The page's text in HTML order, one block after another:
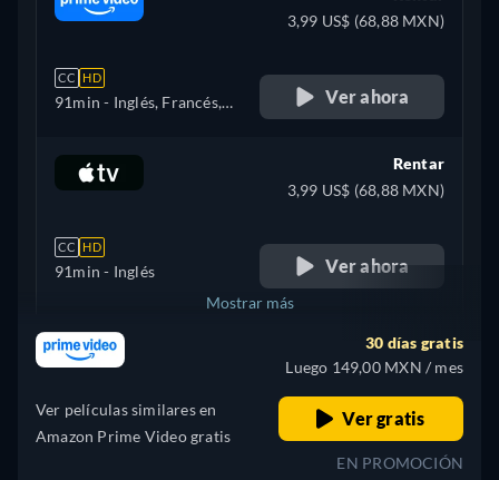
CC HD
91min - Inglés, Francés,
3,99 US$ (68,88 MXN)
Ver ahora
CC HD
91min - Inglés
Rentar
3,99 US$ (68,88 MXN)
Ver ahora
Italia
Mostrar más
Ver películas similares en
Amazon Prime Video gratis
30 días gratis
Luego 149,00 MXN / mes
Ver gratis
EN PROMOCIÓN